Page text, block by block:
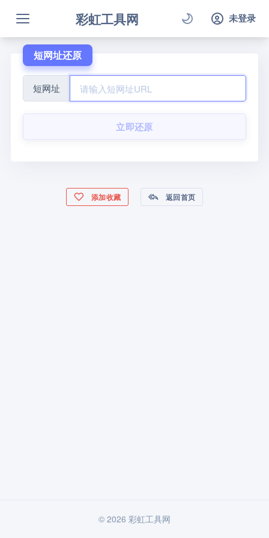
彩虹工具网 未登录
短网址还原
短网址
立即还原
添加收藏 返回首页
© 2026 彩虹工具网